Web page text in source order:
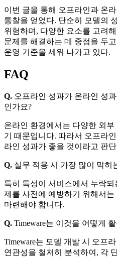
이번 글을 통해 오프라인과 온
통찰을 얻었다. 단순히 모델의
위험하며, 다양한 요소를 고려
문제를 해결하는 데 중점을 두
운영 기준을 세워 나가고 있다.
FAQ
Q. 오프라인 성과가 온라인 성
인가요?
온라인 환경에서는 다양한 외
기 때문입니다. 따라서 오프라
라인 성과가 좋을 것이라고 판
Q. 실무 적용 시 가장 많이 막히
특히 특성이 서비스에서 누락
제를 사전에 예방하기 위해서는
마련해야 합니다.
Q. Timeware는 이것을 어떻게
Timeware는 모델 개발 시 오프
연관성을 철저히 분석하여, 각